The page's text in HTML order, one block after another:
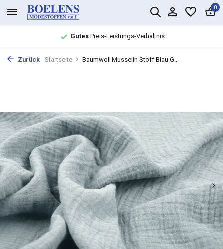
0
GutesPreis-Leistungs-Verhältnis
Zurück Startseite Baumwoll Musselin Stoff Blau G...